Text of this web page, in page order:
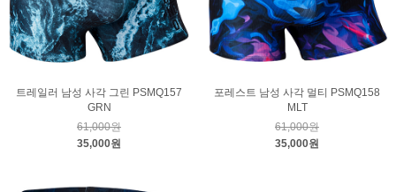
트레일러 남성 사각 그린 PSMQ157
GRN
61,000원
35,000원
포레스트 남성 사각 멀티 PSMQ158
MLT
61,000원
35,000원